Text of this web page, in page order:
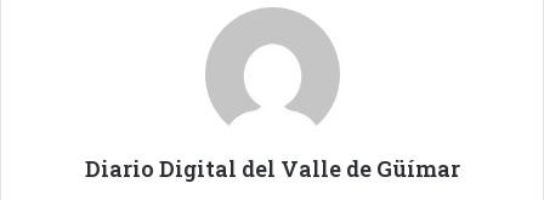
Diario Digital del Valle de Güímar